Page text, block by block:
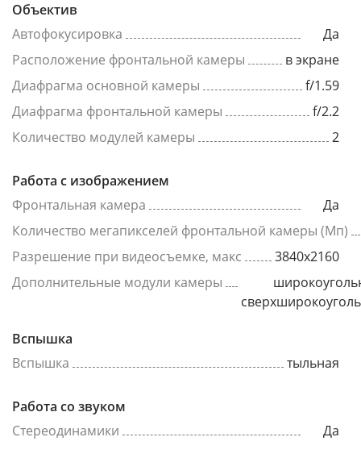
Объектив
Автофокусировка
Да
Расположение фронтальной камеры
в экране
Диафрагма основной камеры
f/1.59
Диафрагма фронтальной камеры
f/2.2
Количество модулей камеры
2
Работа с изображением
Фронтальная камера
Да
Количество мегапикселей фронтальной камеры (Мп)
Разрешение при видеосъемке, макс
3840x2160
Дополнительные модули камеры
Вспышка
Вспышка
тыльная
Работа со звуком
Стереодинамики
Да